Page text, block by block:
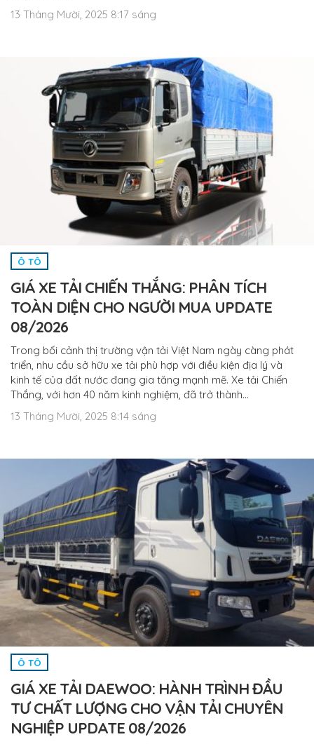
13 Tháng Mười, 2025 8:17 sáng
Ô TÔ
GIÁ XE TẢI CHIẾN THẮNG: PHÂN TÍCH
TOÀN DIỆN CHO NGƯỜI MUA UPDATE
08/2026
Trong bối cảnh thị trường vận tải Việt Nam ngày càng phát
triển, nhu cầu sở hữu xe tải phù hợp với điều kiện địa lý và
kinh tế của đất nước đang gia tăng mạnh mẽ. Xe tải Chiến
Thắng, với hơn 40 năm kinh nghiệm, đã trở thành…
13 Tháng Mười, 2025 8:14 sáng
Ô TÔ
GIÁ XE TẢI DAEWOO: HÀNH TRÌNH ĐẦU
TƯ CHẤT LƯỢNG CHO VẬN TẢI CHUYÊN
NGHIỆP UPDATE 08/2026